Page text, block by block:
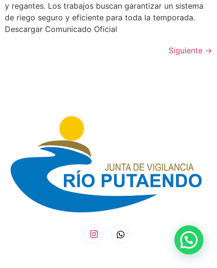
y regantes. Los trabajos buscan garantizar un sistema
de riego seguro y eficiente para toda la temporada.
Descargar Comunicado Oficial
Siguiente →